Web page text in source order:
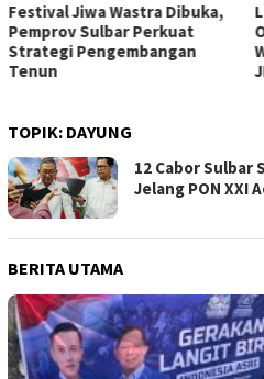
Festival Jiwa Wastra Dibuka,
Pemprov Sulbar Perkuat
Strategi Pengembangan
Tenun
TOPIK: DAYUNG
12 Cabor Sulbar
Jelang PON XXI
BERITA UTAMA